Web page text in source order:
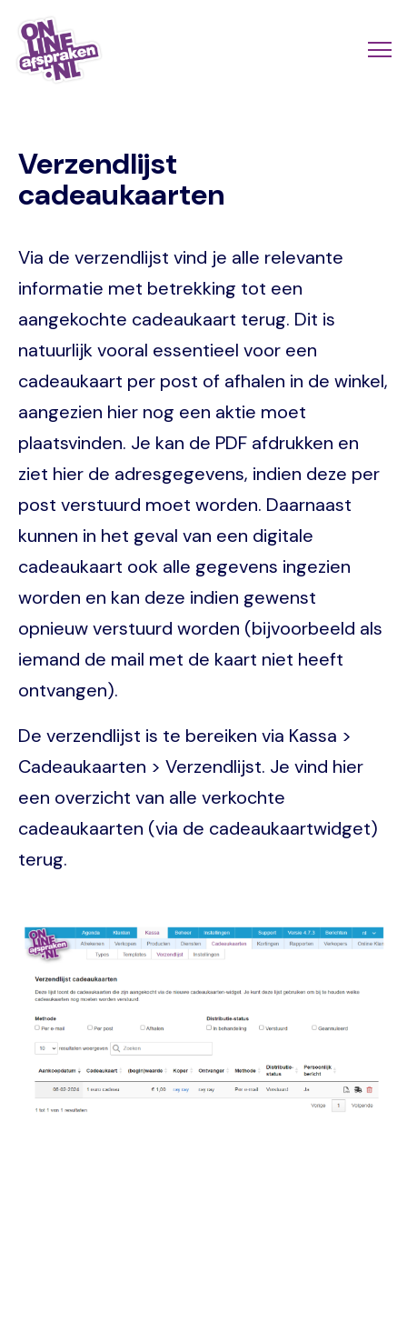
Naar
hoofdinhoud
Verzendlijst
cadeaukaarten
Via de verzendlijst vind je alle relevante
informatie met betrekking tot een
aangekochte cadeaukaart terug. Dit is
natuurlijk vooral essentieel voor een
cadeaukaart per post of afhalen in de winkel,
aangezien hier nog een aktie moet
plaatsvinden. Je kan de PDF afdrukken en
ziet hier de adresgegevens, indien deze per
post verstuurd moet worden. Daarnaast
kunnen in het geval van een digitale
cadeaukaart ook alle gegevens ingezien
worden en kan deze indien gewenst
opnieuw verstuurd worden (bijvoorbeeld als
iemand de mail met de kaart niet heeft
ontvangen).
De verzendlijst is te bereiken via Kassa >
Cadeaukaarten > Verzendlijst. Je vind hier
een overzicht van alle verkochte
cadeaukaarten (via de cadeaukaartwidget)
terug.
Image